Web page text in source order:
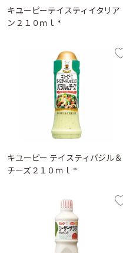
キユーピーテイスティイタリア
ン２１０ｍｌ *
キユーピー テイスティバジル＆
チーズ２１０ｍｌ *